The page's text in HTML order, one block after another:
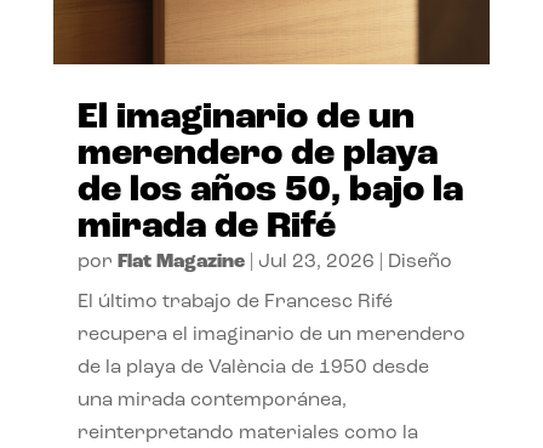
El imaginario de un
merendero de playa
de los años 50, bajo la
mirada de Rifé
por Flat Magazine| Jul 23, 2026 Diseño
El último trabajo de Francesc Rifé
recupera el imaginario de un merendero
de la playa de València de 1950 desde
una mirada contemporánea,
reinterpretando materiales como la